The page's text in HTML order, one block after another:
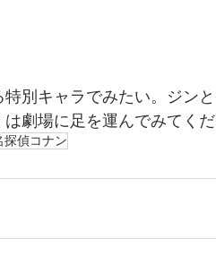
別キャラでみたい。ジン
劇場に足を運んでみてくだ
探偵コナン